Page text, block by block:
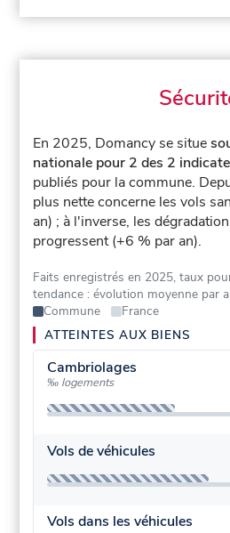
En 2025, Domancy se situe
nationale pour 2 des 2
publiés pour la commune.
plus nette concerne les vols
an) ; à l'inverse, les
progressent (+6 % par an).
Faits enregistrés en 2025, taux
tendance : évolution moyenne par
Commune
France
ATTEINTES AUX BIENS
Cambriolages
‰ logements
Vols de véhicules
Vols dans les véhicules